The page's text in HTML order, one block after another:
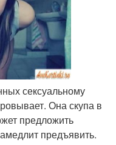
сексуальному
Она скупа в
предложить
предъявить.